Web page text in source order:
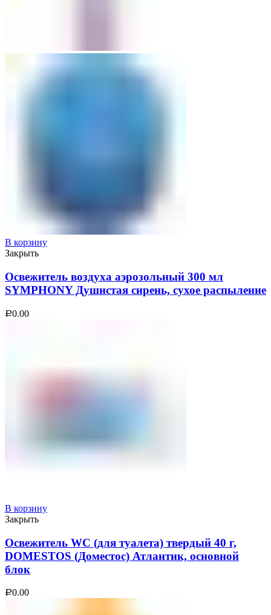
В корзину
Закрыть
Освежитель воздуха аэрозольный 300 мл
SYMPHONY Душистая сирень, сухое распыление
Р0.00
В корзину
Закрыть
Освежитель WC (для туалета) твердый 40 г,
DOMESTOS (Доместос) Атлантик, основной
блок
Р0.00